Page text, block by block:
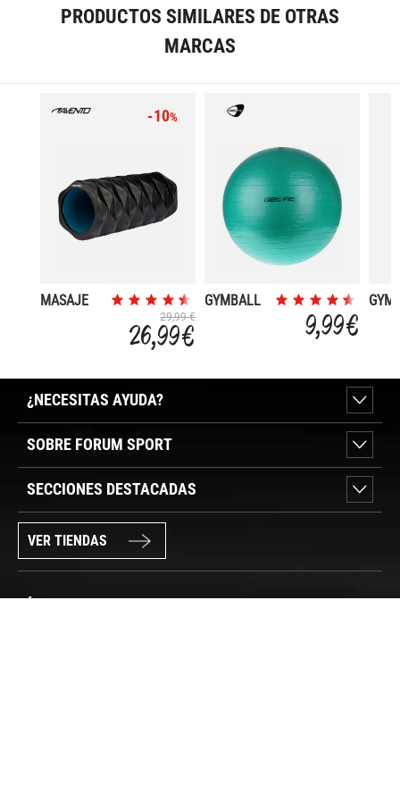
PRODUCTOS SIMILARES DE OTRAS
MARCAS
-10%
MASAJE
29,99 €
26,99 €
GYMBALL
9,99 €
¿NECESITAS AYUDA?
SOBRE FORUM SPORT
SECCIONES DESTACADAS
VER TIENDAS